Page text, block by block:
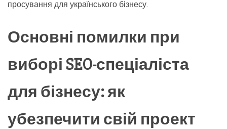
просування для українського бізнесу.
Основні помилки при
виборі SEO-спеціаліста
для бізнесу: як
убезпечити свій проект